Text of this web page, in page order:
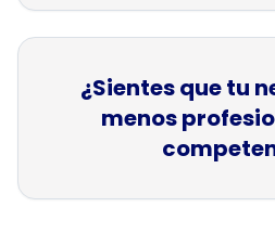
¿Sientes que tu
menos